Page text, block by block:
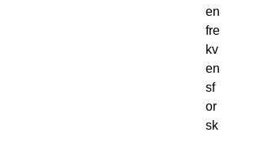
en
fre
kv
en
sf
or
sk